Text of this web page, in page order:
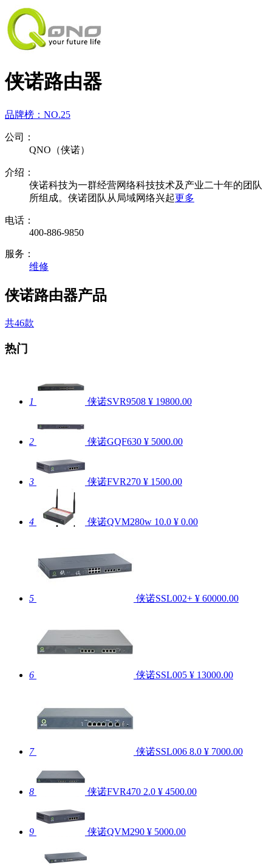
侠诺路由器
品牌榜： NO.25
公司：
QNO（侠诺）
介绍：
侠诺科技为一群经营网络科技技术及产业二十年的团队
所组成。侠诺团队从局域网络兴起更多
电话：
400-886-9850
服务：
维修
侠诺路由器产品
共46款
热门
1 侠诺SVR9508 ¥ 19800.00
2 侠诺GQF630 ¥ 5000.00
3 侠诺FVR270 ¥ 1500.00
4 侠诺QVM280w 10.0 ¥ 0.00
5 侠诺SSL002+ ¥ 60000.00
6 侠诺SSL005 ¥ 13000.00
7 侠诺SSL006 8.0 ¥ 7000.00
8 侠诺FVR470 2.0 ¥ 4500.00
9 侠诺QVM290 ¥ 5000.00